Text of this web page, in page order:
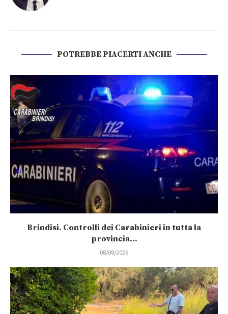
POTREBBE PIACERTI ANCHE
Brindisi. Controlli dei Carabinieri in tutta la
provincia...
08/08/2026